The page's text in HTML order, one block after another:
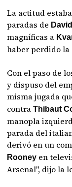
La actitud
paradas de
magníficas a
haber perdido
Con el paso de
y dispuso del
misma jugada
contraThibaut
manopla
parada del
derivó en un
Rooney en
Arsenal", dijo la